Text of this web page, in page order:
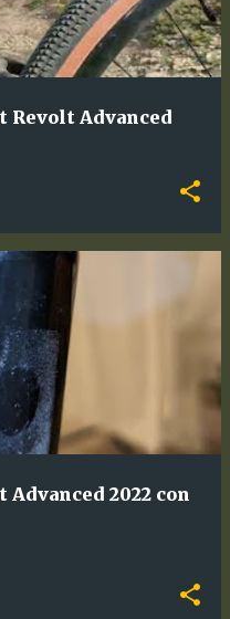
Revolt Advanced
Advanced 2022 con